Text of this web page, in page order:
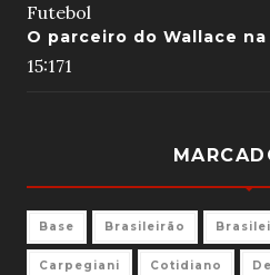
Futebol
O parceiro do Wallace
15:171
Base Brasileirão
Carpegiani Cotidiano